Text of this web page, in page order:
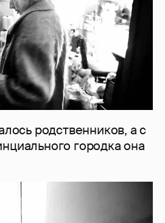
родственников, а с
городка она